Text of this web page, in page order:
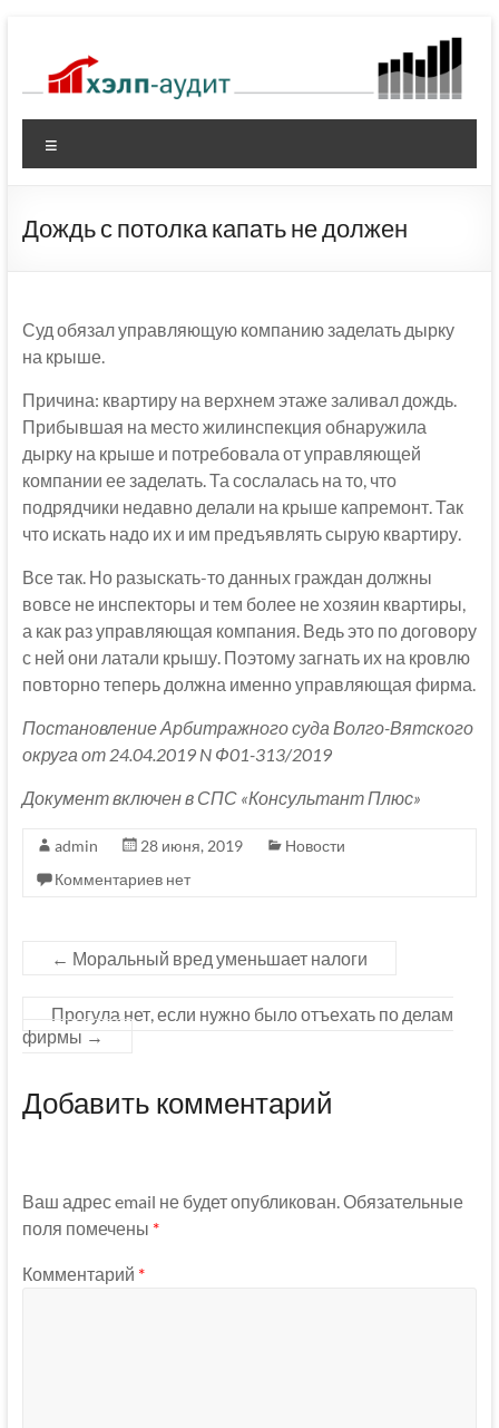
содержимому
Дождь с потолка капать не должен
Суд обязал управляющую компанию заделать дырку
на крыше.
Причина: квартиру на верхнем этаже заливал дождь.
Прибывшая на место жилинспекция обнаружила
дырку на крыше и потребовала от управляющей
компании ее заделать. Та сослалась на то, что
подрядчики недавно делали на крыше капремонт. Так
что искать надо их и им предъявлять сырую квартиру.
Все так. Но разыскать-то данных граждан должны
вовсе не инспекторы и тем более не хозяин квартиры,
а как раз управляющая компания. Ведь это по договору
с ней они латали крышу. Поэтому загнать их на кровлю
повторно теперь должна именно управляющая фирма.
Постановление Арбитражного суда Волго-Вятского
округа от 24.04.2019 N Ф01-313/2019
Документ включен в СПС «Консультант Плюс»
admin 28 июня, 2019
Новости
Комментариев нет
← Моральный вред уменьшает налоги
Прогула нет, если нужно было отъехать по делам
фирмы →
Добавить комментарий
Ваш адрес email не будет опубликован. Обязательные
поля помечены *
Комментарий *